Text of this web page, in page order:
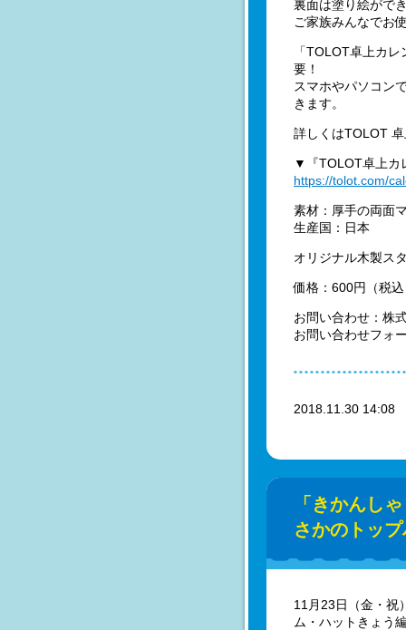
裏面は塗り絵がで
ご家族みんなでお
「TOLOT卓上カ
要！
スマホやパソコン
きます。
詳しくはTOLOT
▼『TOLOT卓上カ
https://tolot.com/
素材：厚手の両面
生産国：日本
オリジナル木製ス
価格：600円（税
お問い合わせ：株
お問い合わせフ
2018.11.30
「きかんし
さかのトッ
11月23日（金・祝
ム・ハットきょう